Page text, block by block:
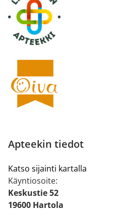
Apteekin tiedot
Katso sijainti kartalla
Käyntiosoite:
Keskustie 52
19600 Hartola